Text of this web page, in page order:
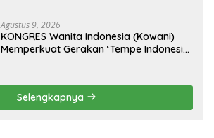
Agustus 9, 2026
KONGRES Wanita Indonesia (Kowani)
Memperkuat Gerakan ‘Tempe Indonesia
Selengkapnya